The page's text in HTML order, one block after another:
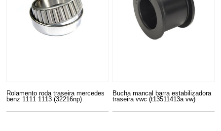
Rolamento roda traseira mercedes
benz 1111 1113 (32216np)
Bucha mancal barra estabilizadora
traseira vwc (t13511413a vw)